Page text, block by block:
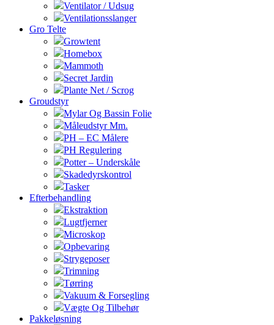
Ventilator / Udsug
Ventilationsslanger
Gro Telte
Growtent
Homebox
Mammoth
Secret Jardin
Plante Net / Scrog
Groudstyr
Mylar Og Bassin Folie
Måleudstyr Mm.
PH – EC Målere
PH Regulering
Potter – Underskåle
Skadedyrskontrol
Tasker
Efterbehandling
Ekstraktion
Lugtfjerner
Microskop
Opbevaring
Strygeposer
Trimning
Tørring
Vakuum & Forsegling
Vægte Og Tilbehør
Pakkeløsning